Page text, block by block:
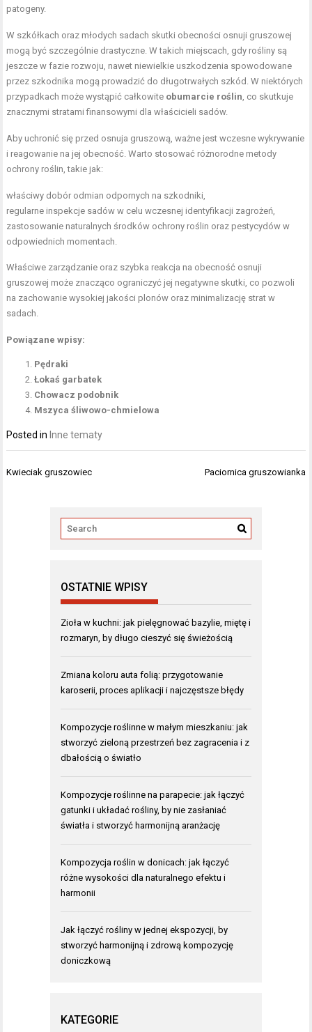
patogeny.
W szkółkach oraz młodych sadach skutki obecności osnuji gruszowej
mogą być szczególnie drastyczne. W takich miejscach, gdy rośliny są
jeszcze w fazie rozwoju, nawet niewielkie uszkodzenia spowodowane
przez szkodnika mogą prowadzić do długotrwałych szkód. W niektórych
przypadkach może wystąpić całkowite obumarcie roślin, co skutkuje
znacznymi stratami finansowymi dla właścicieli sadów.
Aby uchronić się przed osnuja gruszową, ważne jest wczesne wykrywanie
i reagowanie na jej obecność. Warto stosować różnorodne metody
ochrony roślin, takie jak:
właściwy dobór odmian odpornych na szkodniki,
regularne inspekcje sadów w celu wczesnej identyfikacji zagrożeń,
zastosowanie naturalnych środków ochrony roślin oraz pestycydów w
odpowiednich momentach.
Właściwe zarządzanie oraz szybka reakcja na obecność osnuji
gruszowej może znacząco ograniczyć jej negatywne skutki, co pozwoli
na zachowanie wysokiej jakości plonów oraz minimalizację strat w
sadach.
Powiązane wpisy:
Pędraki
Łokaś garbatek
Chowacz podobnik
Mszyca śliwowo-chmielowa
Posted in Inne tematy
Nawigacja
Kwieciak gruszowiec Paciornica gruszowianka
OSTATNIE WPISY
Zioła w kuchni: jak pielęgnować bazylie, miętę i
rozmaryn, by długo cieszyć się świeżością
Zmiana koloru auta folią: przygotowanie
karoserii, proces aplikacji i najczęstsze błędy
Kompozycje roślinne w małym mieszkaniu: jak
stworzyć zieloną przestrzeń bez zagracenia i z
dbałością o światło
Kompozycje roślinne na parapecie: jak łączyć
gatunki i układać rośliny, by nie zasłaniać
światła i stworzyć harmonijną aranżację
Kompozycja roślin w donicach: jak łączyć
różne wysokości dla naturalnego efektu i
harmonii
Jak łączyć rośliny w jednej ekspozycji, by
stworzyć harmonijną i zdrową kompozycję
doniczkową
KATEGORIE